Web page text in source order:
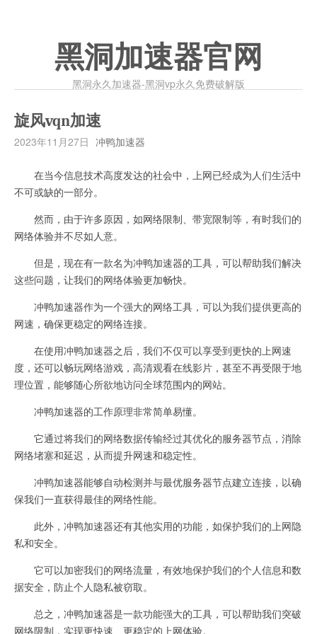
黑洞加速器官网
黑洞永久加速器-黑洞vp永久免费破解版
旋风vqn加速
2023年11月27日 冲鸭加速器
在当今信息技术高度发达的社会中，上网已经成为人们生活中
不可或缺的一部分。
然而，由于许多原因，如网络限制、带宽限制等，有时我们的
网络体验并不尽如人意。
但是，现在有一款名为冲鸭加速器的工具，可以帮助我们解决
这些问题，让我们的网络体验更加畅快。
冲鸭加速器作为一个强大的网络工具，可以为我们提供更高的
网速，确保更稳定的网络连接。
在使用冲鸭加速器之后，我们不仅可以享受到更快的上网速
度，还可以畅玩网络游戏，高清观看在线影片，甚至不再受限于地
理位置，能够随心所欲地访问全球范围内的网站。
冲鸭加速器的工作原理非常简单易懂。
它通过将我们的网络数据传输经过其优化的服务器节点，消除
网络堵塞和延迟，从而提升网速和稳定性。
冲鸭加速器能够自动检测并与最优服务器节点建立连接，以确
保我们一直获得最佳的网络性能。
此外，冲鸭加速器还有其他实用的功能，如保护我们的上网隐
私和安全。
它可以加密我们的网络流量，有效地保护我们的个人信息和数
据安全，防止个人隐私被窃取。
总之，冲鸭加速器是一款功能强大的工具，可以帮助我们突破
网络限制，实现更快速、更稳定的上网体验。